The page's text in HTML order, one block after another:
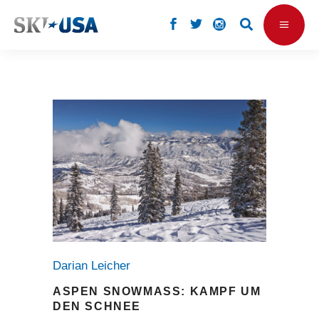
Darian Leicher
ASPEN SNOWMASS: KAMPF UM
DEN SCHNEE